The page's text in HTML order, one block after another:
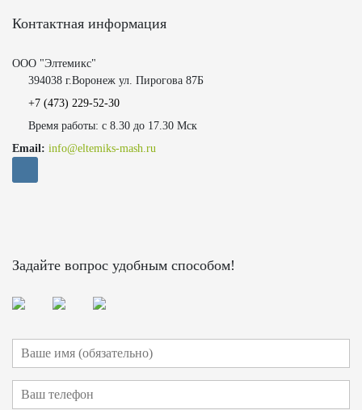
Контактная информация
ООО "Элтемикс"
394038 г.Воронеж ул. Пирогова 87Б
+7 (473) 229-52-30
Время работы: с 8.30 до 17.30 Мск
Email: info@eltemiks-mash.ru
Задайте вопрос удобным способом!